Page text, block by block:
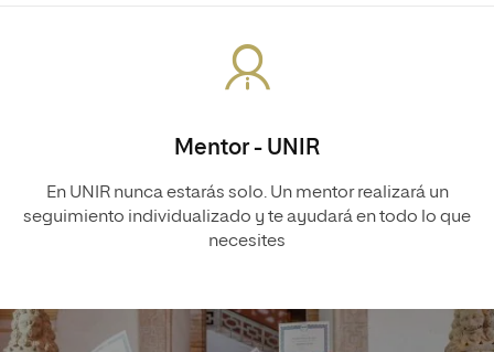
Mentor - UNIR
En UNIR nunca estarás solo. Un mentor realizará un
seguimiento individualizado y te ayudará en todo lo que
necesites